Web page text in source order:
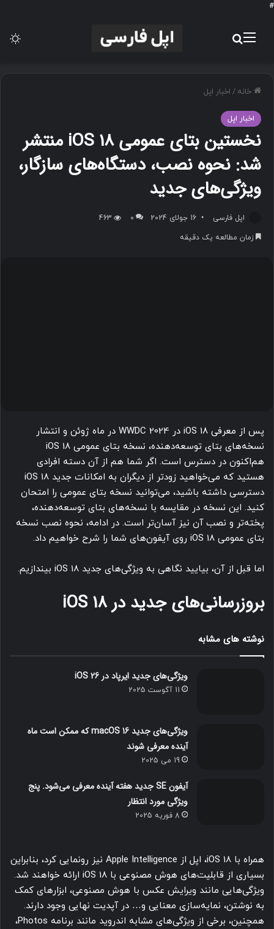
#
منو
خانه / اخبار اپل
اخبار اپل
نخستین بتای عمومی iOS 18 منتشر
شد: نحوه نصب، دستگاه‌های سازگار،
ویژگی‌های جدید
اپل فارسی 16 جولای 2024 0
463
زمان مطالعه یک دقیقه
پس از معرفی iOS 18 در WWDC 2024 در ماه ژوئن و انتشار
نسخه‌های بتای توسعه‌دهنده، نسخه بتای عمومی iOS 18
هم‌اکنون در دسترس است. اگر شما هم از آن دسته افرادی
هستید که می‌خواهید زودتر از دیگران به امکانات جدید iOS 18
دسترسی داشته باشید، می‌توانید نسخه بتای عمومی را امتحان
کنید. این نسخه در مقایسه با نسخه‌های بتای توسعه‌دهنده،
پخته‌تر و نصب آن نیز آسان‌تر است. در ادامه، نحوه نصب نسخه
بتای عمومی iOS 18 روی آیفون‌های شما را شرح خواهیم داد.
اما قبل از آن، بیایید نگاهی به ویژگی‌های جدید iOS 18 بیندازیم.
بروزرسانی‌های جدید در iOS 18
نوشته های مشابه
ویژگی‌های جدید ایرپاد در iOS 26
11 آگوست 2025
ویژگی‌های جدید macOS 16 که ممکن است ماه
آینده معرفی شوند
19 می 2025
آیفون SE جدید هفته آینده معرفی می‌شود. پنج
ویژگی مورد انتظار
8 فوریه 2025
همراه با iOS 18، اپل از Apple Intelligence نیز رونمایی کرد، بنابراین
بسیاری از قابلیت‌های هوش مصنوعی با iOS 18 ارائه خواهند شد.
ویژگی‌هایی مانند ویرایش عکس با هوش مصنوعی، ابزارهای کمک
به نوشتن، نمایه‌سازی معنایی و… در آپدیت نهایی وجود دارند.
همچنین، برخی از ویژگی‌های مشابه اندروید مانند برنامه Photos،